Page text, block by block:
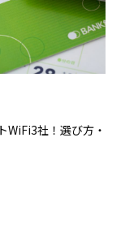
WiFi3社！選び方・